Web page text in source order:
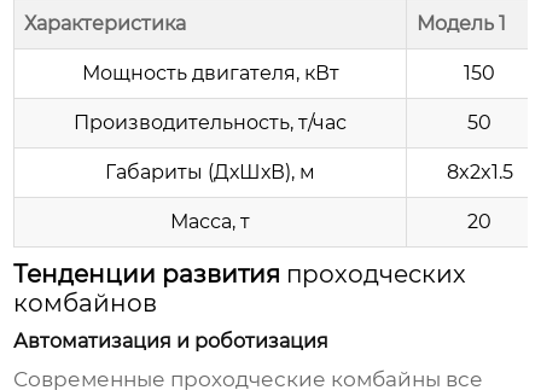
Характеристика Модель 1
Мощность двигателя, кВт 150
Производительность, т/час 50
Габариты (ДхШхВ), м 8x2x1.5
Масса, т 20
Тенденции развития проходческих
комбайнов
Автоматизация и роботизация
Современные проходческие комбайны все